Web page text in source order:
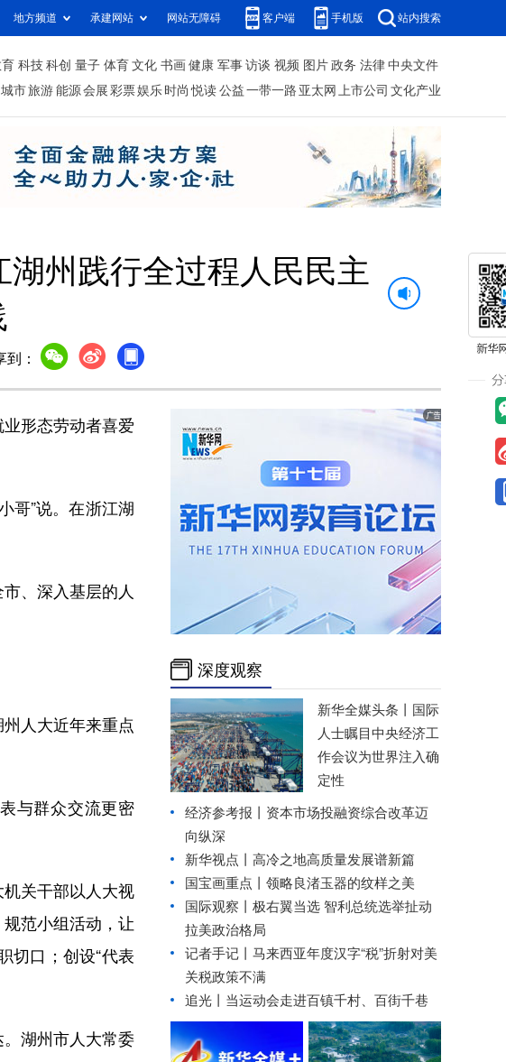
地方频道 承建网站 网站无障碍 客户端 手机版 站内搜索
科技 科创 量子 体育 文化 书画 健康 军事 访谈 视频 图片 政务 法律 中央文件
城市旅游 能源 会展 彩票娱乐 时尚 悦读 公益 一带一路 亚太网 上市公司 文化产业
州践行全过程人民民主
到：
形态劳动者喜爱
哥”说。在浙江湖
、深入基层的人
人大近年来重点
与群众交流更密
关干部以人大视
范小组活动，让
切口；创设“代表
湖州市人大常委
深度观察
新华全媒头条丨
国际
人士瞩目中央经济工
作会议为世界注入确
定性
经济参考报丨 资本市场投融资综合改革迈
向纵深
新华视点丨 高冷之地高质量发展谱新篇
国宝画重点丨领略良渚玉器的纹样之美
国际观察丨 极右翼当选 智利总统选举扯动
拉美政治格局
记者手记丨马来西亚年度汉字“税”折射对美
关税政策不满
追光丨 当运动会走进百镇千村、百街千巷